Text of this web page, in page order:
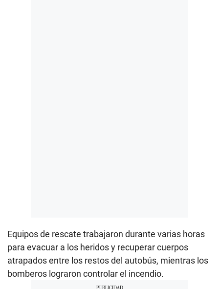
Equipos de rescate trabajaron durante varias horas
para evacuar a los heridos y recuperar cuerpos
atrapados entre los restos del autobús, mientras los
bomberos lograron controlar el incendio.